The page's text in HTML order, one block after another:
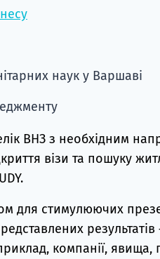
наук у Варшаві
ВНЗ з необхідним
візи та пошуку
для стимулюючих
результатів
компанії, явища,